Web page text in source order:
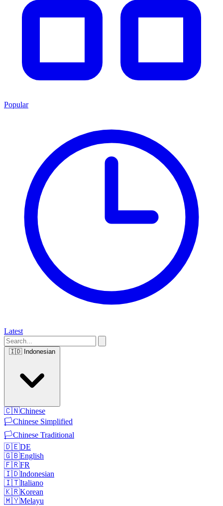
Popular
Latest
🇮🇩 Indonesian
🇨🇳Chinese
🏳️Chinese Simplified
🏳️Chinese Traditional
🇩🇪DE
🇬🇧English
🇫🇷FR
🇮🇩Indonesian
🇮🇹Italiano
🇰🇷Korean
🇲🇾Melayu